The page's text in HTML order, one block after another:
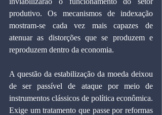
produtivo. Os mecanismos de indexação
mostram-se cada vez mais capazes de
atenuar as distorções que se produzem e
reproduzem dentro da economia.
A questão da estabilização da moeda deixou
de ser passível de ataque por meio de
instrumentos clássicos de política econômica.
Exige um tratamento que passe por reformas